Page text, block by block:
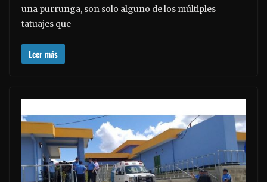
una purrunga, son solo alguno de los múltiples
tatuajes que
Leer más